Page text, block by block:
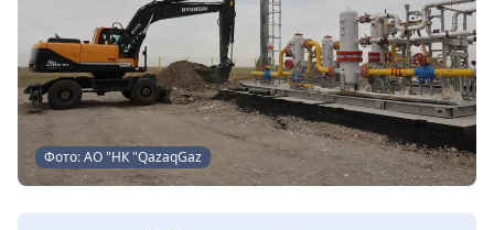
Фото: АО "НК "QazaqGaz